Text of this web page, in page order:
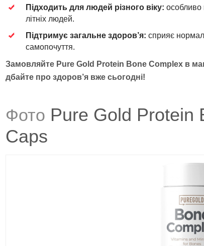
Підходить для людей різного віку: особливо
літніх людей.
Підтримує загальне здоров’я: сприяє
самопочуття.
Замовляйте Pure Gold Protein Bone Complex в
дбайте про здоров’я вже сьогодні!
Фото Pure Gold Protein
Caps